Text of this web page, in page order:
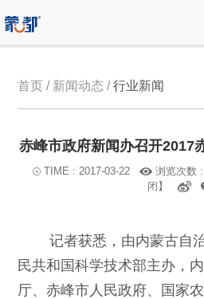
首页 / 新闻动态 /行业新闻
赤峰市政府新闻办召开2017
TIME : 2017-03-22 浏览次数
闭】
记者获悉，由内蒙古自治
民共和国科学技术部主办，
厅、赤峰市人民政府、国家